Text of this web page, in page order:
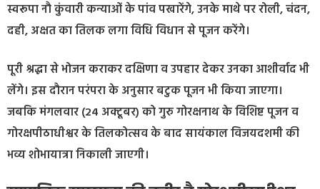
स्वरूपा नौ कुंवारी कन्याओं के पांव पखारेंगे, उनके माथे पर रोली, चंदन,
दही, अक्षत का तिलक लगा विधि विधान से पूजन करेंगे।
पूरी श्रद्धा से भोजन कराकर दक्षिणा व उपहार देकर उनका आशीर्वाद भी
लेंगे। इस दौरान परंपरा के अनुसार बटुक पूजन भी किया जाएगा।
जबकि मंगलवार (24 अक्टूबर) को गुरु गोरक्षनाथ के विशिष्ट पूजन व
गोरक्षपीठाधीश्वर के तिलकोत्सव के बाद सायंकाल विजयदशमी की
भव्य शोभायात्रा निकाली जाएगी।